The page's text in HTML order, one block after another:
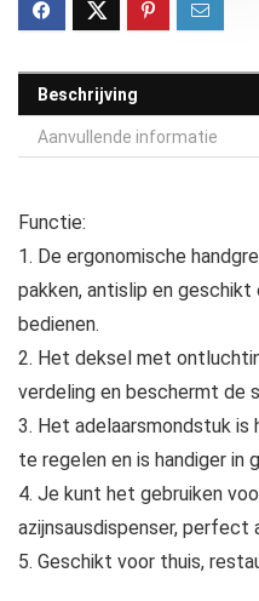
Beschrijving
Aanvullende informatie
Functie:
1. De ergonomische
pakken, antislip en
bedienen.
2. Het deksel met
verdeling en beschermt de
3. Het adelaarsmondstuk is
te regelen en is handiger in
4. Je kunt het gebruiken
azijnsausdispenser, perfect
5. Geschikt voor thuis,